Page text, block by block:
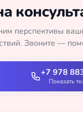
перспективы
Звоните —
+7 978
Показать